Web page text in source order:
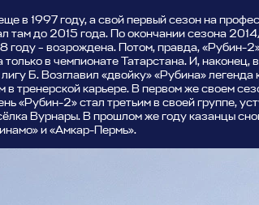
в 1997 году, а свой первый сезон на
там до 2015 года. По окончании сезона
году – возрождена. Потом, правда, «Рубин-
только в чемпионате Татарстана. И,
Б. Возглавил «двойку» «Рубина»
в тренерской карьере. В первом же своем
«Рубин-2» стал третьим в своей группе,
Вурнары. В прошлом же году казанцы
и «Амкар-Пермь».